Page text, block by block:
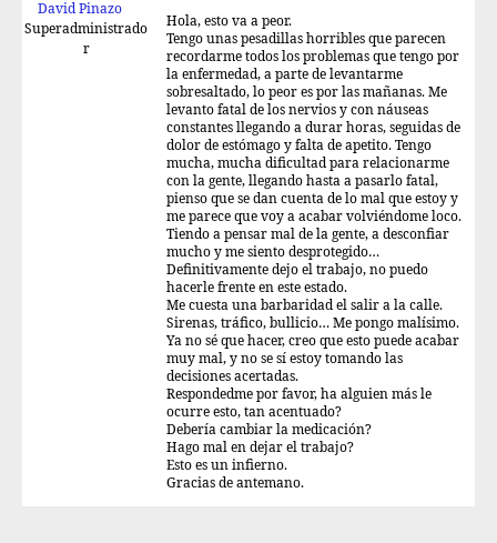
David Pinazo
Superadministrado
r
Hola, esto va a peor.
Tengo unas pesadillas horribles que parecen
recordarme todos los problemas que tengo por
la enfermedad, a parte de levantarme
sobresaltado, lo peor es por las mañanas. Me
levanto fatal de los nervios y con náuseas
constantes llegando a durar horas, seguidas de
dolor de estómago y falta de apetito. Tengo
mucha, mucha dificultad para relacionarme
con la gente, llegando hasta a pasarlo fatal,
pienso que se dan cuenta de lo mal que estoy y
me parece que voy a acabar volviéndome loco.
Tiendo a pensar mal de la gente, a desconfiar
mucho y me siento desprotegido…
Definitivamente dejo el trabajo, no puedo
hacerle frente en este estado.
Me cuesta una barbaridad el salir a la calle.
Sirenas, tráfico, bullicio… Me pongo malísimo.
Ya no sé que hacer, creo que esto puede acabar
muy mal, y no se sí estoy tomando las
decisiones acertadas.
Respondedme por favor, ha alguien más le
ocurre esto, tan acentuado?
Debería cambiar la medicación?
Hago mal en dejar el trabajo?
Esto es un infierno.
Gracias de antemano.